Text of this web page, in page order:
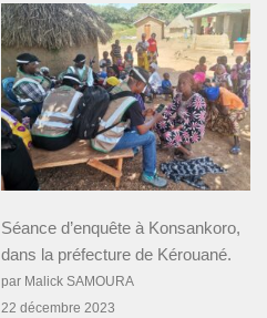
Séance d’enquête à Konsankoro,
dans la préfecture de Kérouané.
par Malick SAMOURA
22 décembre 2023